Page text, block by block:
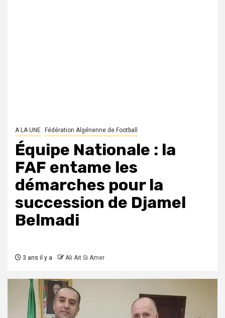
A LA UNE Fédération Algérienne de Football
Équipe Nationale : la
FAF entame les
démarches pour la
succession de Djamel
Belmadi
3 ans il y a Ali Ait Si Amer